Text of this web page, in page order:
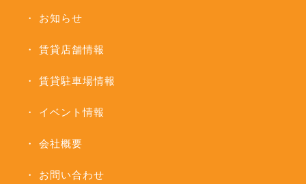
お知らせ
賃貸店舗情報
賃貸駐車場情報
イベント情報
会社概要
お問い合わせ